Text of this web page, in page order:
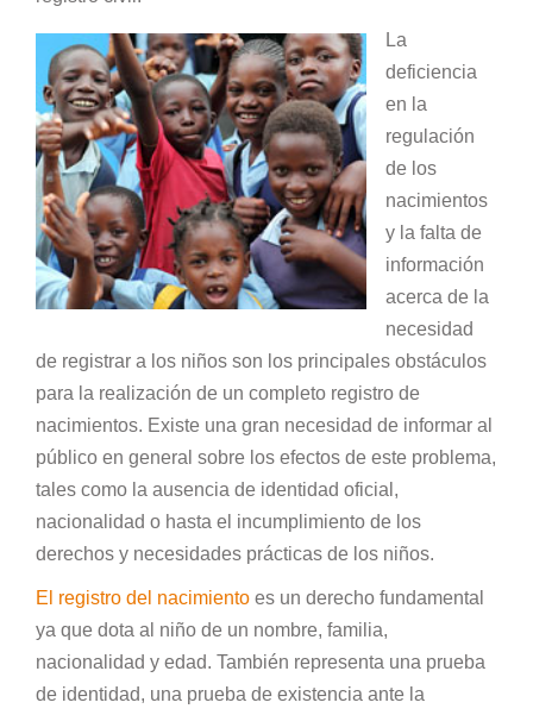
La
deficiencia
en la
regulación
de los
nacimientos
y la falta de
información
acerca de la
necesidad
de registrar a los niños son los principales obstáculos
para la realización de un completo registro de
nacimientos. Existe una gran necesidad de informar al
público en general sobre los efectos de este problema,
tales como la ausencia de identidad oficial,
nacionalidad o hasta el incumplimiento de los
derechos y necesidades prácticas de los niños.
El registro del nacimiento es un derecho fundamental
ya que dota al niño de un nombre, familia,
nacionalidad y edad. También representa una prueba
de identidad, una prueba de existencia ante la